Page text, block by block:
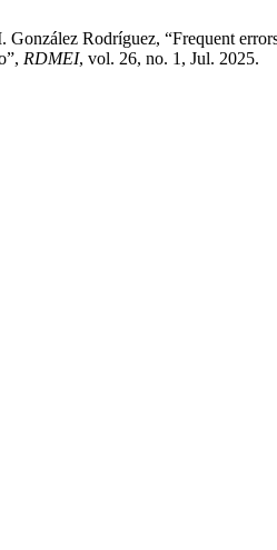
Rodríguez, “Frequent
RDMEI, vol. 26, no. 1, Jul. 2025.